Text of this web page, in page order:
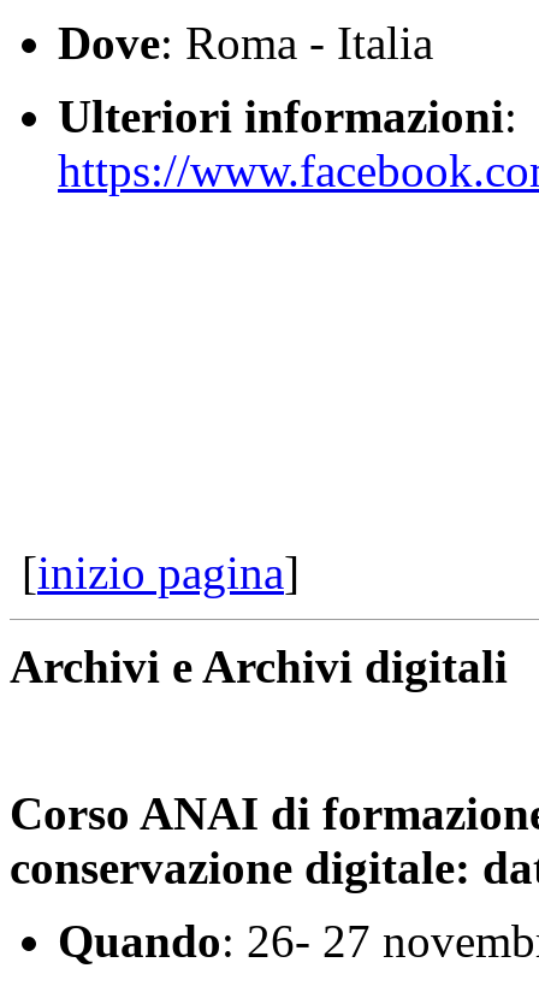
Dove: Roma - Italia
Ulteriori informazioni:
https://
[inizio pagina]
Archivi e Archivi digitali
Corso ANAI di
conservazione digitale:
Quando: 26- 27